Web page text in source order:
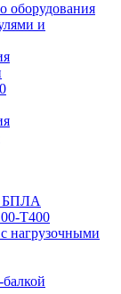
оборудования
и
БПЛА
Т400
нагрузочными